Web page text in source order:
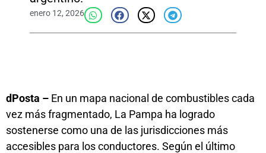
enero 12, 2026
dPosta – En un mapa nacional de combustibles cada
vez más fragmentado, La Pampa ha logrado
sostenerse como una de las jurisdicciones más
accesibles para los conductores. Según el último